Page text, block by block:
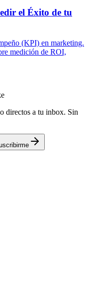
el Éxito de tu
(KPI) en marketing.
medición de ROI,
directos a tu inbox. Sin